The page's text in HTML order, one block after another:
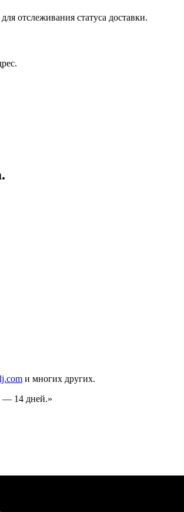
отслеживания статуса доставки.
и многих других.
— 14 дней.»